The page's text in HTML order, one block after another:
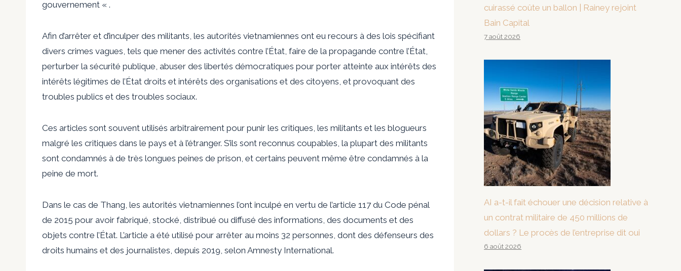
gouvernement « .
Afin d’arrêter et d’inculper des militants, les autorités vietnamiennes ont eu recours à des lois spécifiant
divers crimes vagues, tels que mener des activités contre l’État, faire de la propagande contre l’État,
perturber la sécurité publique, abuser des libertés démocratiques pour porter atteinte aux intérêts des
intérêts légitimes de l’État droits et intérêts des organisations et des citoyens, et provoquant des
troubles publics et des troubles sociaux.
Ces articles sont souvent utilisés arbitrairement pour punir les critiques, les militants et les blogueurs
malgré les critiques dans le pays et à l’étranger. S’ils sont reconnus coupables, la plupart des militants
sont condamnés à de très longues peines de prison, et certains peuvent même être condamnés à la
peine de mort.
Dans le cas de Thang, les autorités vietnamiennes l’ont inculpé en vertu de l’article 117 du Code pénal
de 2015 pour avoir fabriqué, stocké, distribué ou diffusé des informations, des documents et des
objets contre l’État. L’article a été utilisé pour arrêter au moins 32 personnes, dont des défenseurs des
droits humains et des journalistes, depuis 2019, selon Amnesty International.
cuirassé coûte un ballon | Rainey rejoint
Bain Capital
7 août 2026
AI a-t-il fait échouer une décision relative à
un contrat militaire de 450 millions de
dollars ? Le procès de l’entreprise dit oui
6 août 2026